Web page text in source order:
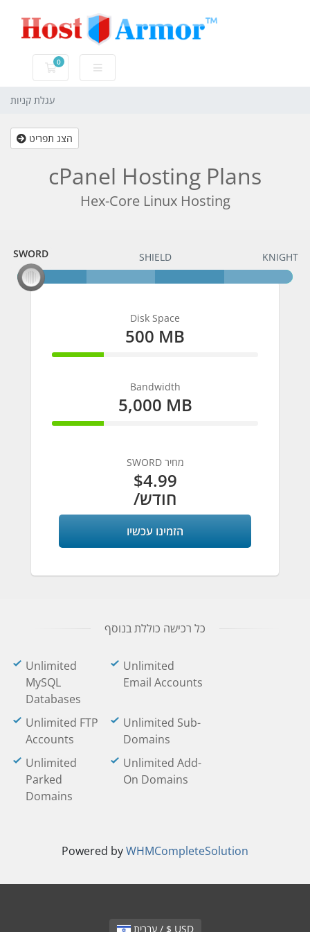
0
עגלת קניות
עגלת קניות
הצג תפריט
cPanel Hosting Plans
Hex-Core Linux Hosting
SWORD
SWORD SHIELD KNIGHT
Disk Space
500 MB
25% Complete
Bandwidth
5,000 MB
25% Complete
SWORD מחיר
$4.99
/חודש
הזמינו עכשיו
כל רכישה כוללת בנוסף
Unlimited
MySQL
Databases
Unlimited
Email Accounts
Unlimited FTP
Accounts
Unlimited Sub-
Domains
Unlimited
Parked
Domains
Unlimited Add-
On Domains
Powered byWHMCompleteSolution
עברית / $ USD